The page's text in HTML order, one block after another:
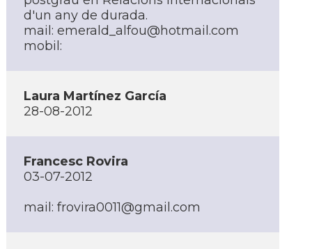
d'un any de durada.
mail: emerald_alfou@hotmail.com
mobil:
Laura Martí­nez Garcí­a
28-08-2012
Francesc Rovira
03-07-2012
mail: frovira0011@gmail.com